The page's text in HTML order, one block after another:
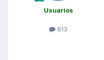
Usuarios
613